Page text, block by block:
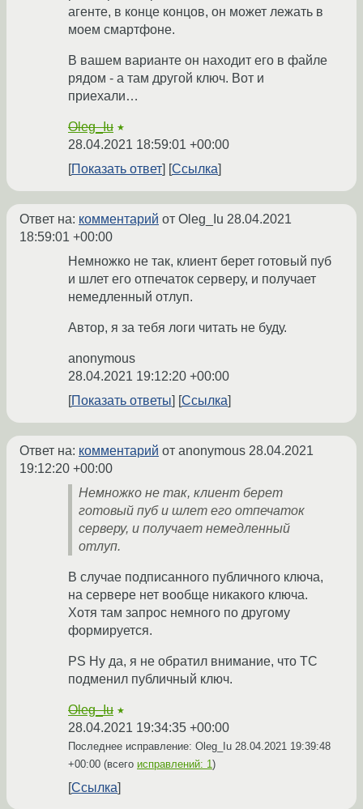
агенте, в конце концов, он может лежать в
моем смартфоне.
В вашем варианте он находит его в файле
рядом - а там другой ключ. Вот и
приехали…
Oleg_Iu ★
28.04.2021 18:59:01 +00:00
Показать ответ
Ссылка
Ответ на: комментарий от Oleg_Iu 28.04.2021
18:59:01 +00:00
Немножко не так, клиент берет готовый пуб
и шлет его отпечаток серверу, и получает
немедленный отлуп.
Автор, я за тебя логи читать не буду.
anonymous
28.04.2021 19:12:20 +00:00
Показать ответы
Ссылка
Ответ на: комментарий от anonymous 28.04.2021
19:12:20 +00:00
Немножко не так, клиент берет
готовый пуб и шлет его отпечаток
серверу, и получает немедленный
отлуп.
В случае подписанного публичного ключа,
на сервере нет вообще никакого ключа.
Хотя там запрос немного по другому
формируется.
PS Ну да, я не обратил внимание, что ТС
подменил публичный ключ.
Oleg_Iu ★
28.04.2021 19:34:35 +00:00
Последнее исправление: Oleg_Iu 28.04.2021 19:39:48
+00:00 (всего исправлений: 1)
Ссылка